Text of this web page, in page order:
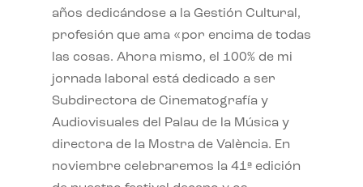
años dedicándose a la Gestión Cultural,
profesión que ama «por encima de todas
las cosas. Ahora mismo, el 100% de mi
jornada laboral está dedicado a ser
Subdirectora de Cinematografía y
Audiovisuales del Palau de la Música y
directora de la Mostra de València. En
noviembre celebraremos la 41ª edición